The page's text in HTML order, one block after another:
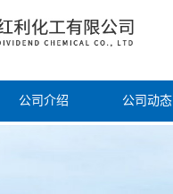
公司介绍 公司动态